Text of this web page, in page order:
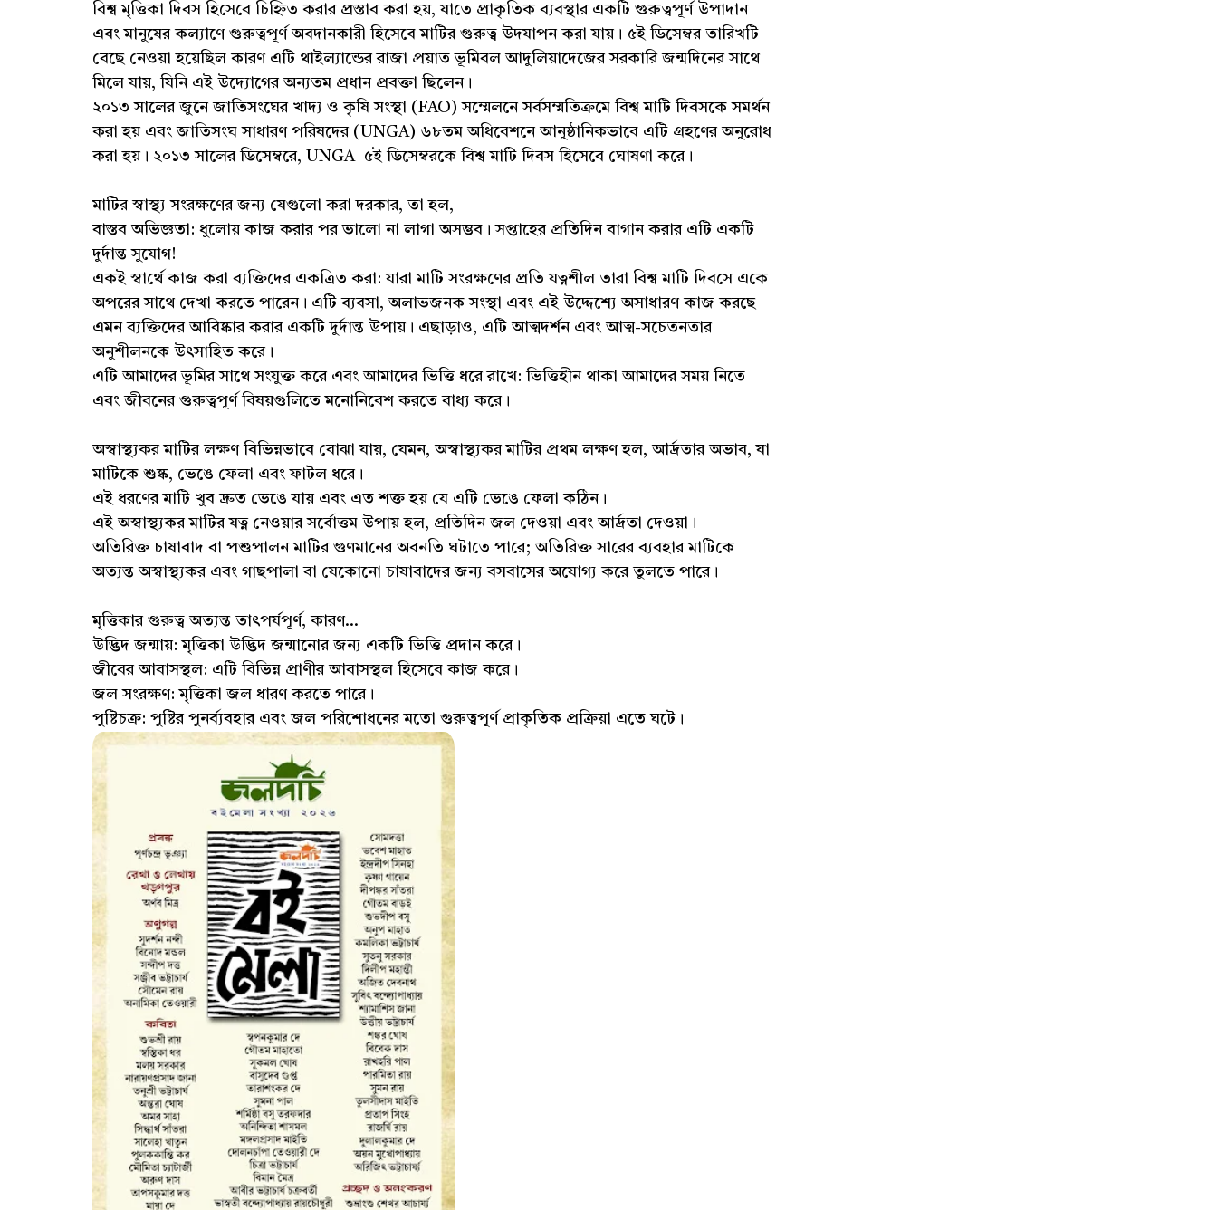
বিশ্ব মৃত্তিকা দিবস হিসেবে চিহ্নিত করার প্রস্তাব করা হয়, যাতে প্রাকৃতিক ব্যবস্থার একটি গুরুত্বপূর্ণ উপাদান
এবং মানুষের কল্যাণে গুরুত্বপূর্ণ অবদানকারী হিসেবে মাটির গুরুত্ব উদযাপন করা যায়। ৫ই ডিসেম্বর তারিখটি
বেছে নেওয়া হয়েছিল কারণ এটি থাইল্যান্ডের রাজা প্রয়াত ভূমিবল আদুলিয়াদেজের সরকারি জন্মদিনের সাথে
মিলে যায়, যিনি এই উদ্যোগের অন্যতম প্রধান প্রবক্তা ছিলেন।
২০১৩ সালের জুনে জাতিসংঘের খাদ্য ও কৃষি সংস্থা (FAO) সম্মেলনে সর্বসম্মতিক্রমে বিশ্ব মাটি দিবসকে সমর্থন
করা হয় এবং জাতিসংঘ সাধারণ পরিষদের (UNGA) ৬৮তম অধিবেশনে আনুষ্ঠানিকভাবে এটি গ্রহণের অনুরোধ
করা হয়। ২০১৩ সালের ডিসেম্বরে, UNGA ৫ই ডিসেম্বরকে বিশ্ব মাটি দিবস হিসেবে ঘোষণা করে।
মাটির স্বাস্থ্য সংরক্ষণের জন্য যেগুলো করা দরকার, তা হল,
বাস্তব অভিজ্ঞতা: ধুলোয় কাজ করার পর ভালো না লাগা অসম্ভব। সপ্তাহের প্রতিদিন বাগান করার এটি একটি
দুর্দান্ত সুযোগ!
একই স্বার্থে কাজ করা ব্যক্তিদের একত্রিত করা: যারা মাটি সংরক্ষণের প্রতি যত্নশীল তারা বিশ্ব মাটি দিবসে একে
অপরের সাথে দেখা করতে পারেন। এটি ব্যবসা, অলাভজনক সংস্থা এবং এই উদ্দেশ্যে অসাধারণ কাজ করছে
এমন ব্যক্তিদের আবিষ্কার করার একটি দুর্দান্ত উপায়। এছাড়াও, এটি আত্মদর্শন এবং আত্ম-সচেতনতার
অনুশীলনকে উৎসাহিত করে।
এটি আমাদের ভূমির সাথে সংযুক্ত করে এবং আমাদের ভিত্তি ধরে রাখে: ভিত্তিহীন থাকা আমাদের সময় নিতে
এবং জীবনের গুরুত্বপূর্ণ বিষয়গুলিতে মনোনিবেশ করতে বাধ্য করে।
অস্বাস্থ্যকর মাটির লক্ষণ বিভিন্নভাবে বোঝা যায়, যেমন, অস্বাস্থ্যকর মাটির প্রথম লক্ষণ হল, আর্দ্রতার অভাব, যা
মাটিকে শুষ্ক, ভেঙে ফেলা এবং ফাটল ধরে।
এই ধরণের মাটি খুব দ্রুত ভেঙে যায় এবং এত শক্ত হয় যে এটি ভেঙে ফেলা কঠিন।
এই অস্বাস্থ্যকর মাটির যত্ন নেওয়ার সর্বোত্তম উপায় হল, প্রতিদিন জল দেওয়া এবং আর্দ্রতা দেওয়া।
অতিরিক্ত চাষাবাদ বা পশুপালন মাটির গুণমানের অবনতি ঘটাতে পারে; অতিরিক্ত সারের ব্যবহার মাটিকে
অত্যন্ত অস্বাস্থ্যকর এবং গাছপালা বা যেকোনো চাষাবাদের জন্য বসবাসের অযোগ্য করে তুলতে পারে।
মৃত্তিকার গুরুত্ব অত্যন্ত তাৎপর্যপূর্ণ, কারণ...
উদ্ভিদ জন্মায়: মৃত্তিকা উদ্ভিদ জন্মানোর জন্য একটি ভিত্তি প্রদান করে।
জীবের আবাসস্থল: এটি বিভিন্ন প্রাণীর আবাসস্থল হিসেবে কাজ করে।
জল সংরক্ষণ: মৃত্তিকা জল ধারণ করতে পারে।
পুষ্টিচক্র: পুষ্টির পুনর্ব্যবহার এবং জল পরিশোধনের মতো গুরুত্বপূর্ণ প্রাকৃতিক প্রক্রিয়া এতে ঘটে।